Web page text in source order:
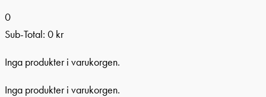
0
Sub-Total: 0 kr
Inga produkter i varukorgen.
Inga produkter i varukorgen.